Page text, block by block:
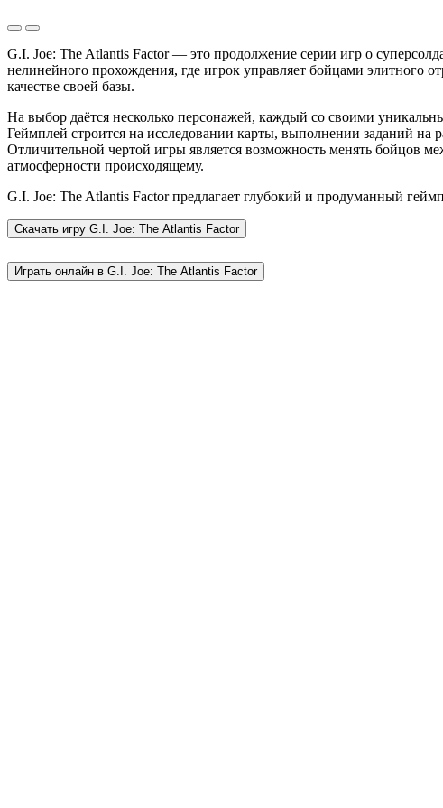
G.I. Joe: The Atlantis Factor — это продолжение серии игр о
нелинейного прохождения, где игрок управляет бойцами элитного
качестве своей базы.
На выбор даётся несколько персонажей, каждый со своими
Геймплей строится на исследовании карты, выполнении заданий
Отличительной чертой игры является возможность менять бойцов
атмосферности происходящему.
G.I. Joe: The Atlantis Factor предлагает глубокий и продуманный
Скачать игру G.I. Joe: The Atlantis Factor
Играть онлайн в G.I. Joe: The Atlantis Factor